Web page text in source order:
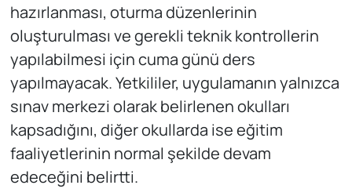
hazırlanması, oturma düzenlerinin
oluşturulması ve gerekli teknik kontrollerin
yapılabilmesi için cuma günü ders
yapılmayacak. Yetkililer, uygulamanın yalnızca
sınav merkezi olarak belirlenen okulları
kapsadığını, diğer okullarda ise eğitim
faaliyetlerinin normal şekilde devam
edeceğini belirtti.